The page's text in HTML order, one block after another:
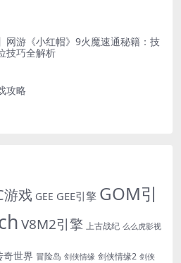
网游《小红帽》9火魔速通秘籍：技
技巧全解析
攻略
游戏 GEE GEE引擎 GOM引
V8M2引擎 上古战纪 么么虎影视
奇世界 冒险岛 剑侠情缘 剑侠情缘2 剑侠